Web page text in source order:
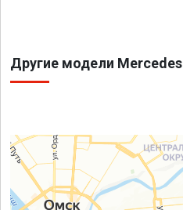
Другие модели Mercedes